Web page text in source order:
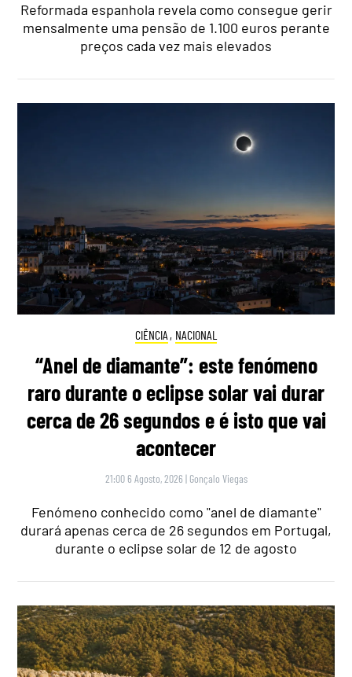
Reformada espanhola revela como consegue gerir
mensalmente uma pensão de 1.100 euros perante
preços cada vez mais elevados
CIÊNCIA , NACIONAL
“Anel de diamante”: este fenómeno
raro durante o eclipse solar vai durar
cerca de 26 segundos e é isto que vai
acontecer
21:00 6 Agosto, 2026 | Gonçalo Viegas
Fenómeno conhecido como "anel de diamante"
durará apenas cerca de 26 segundos em Portugal,
durante o eclipse solar de 12 de agosto